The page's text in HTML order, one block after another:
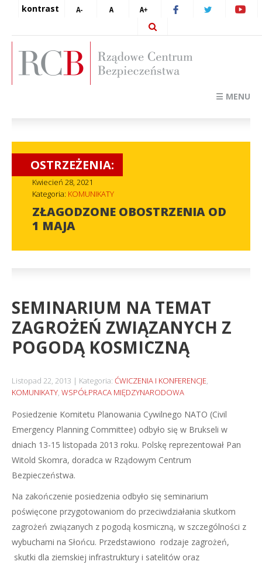
kontrast
☰ MENU
OSTRZEŻENIA:
Kwiecień 28, 2021
Kategoria: KOMUNIKATY
ZŁAGODZONE OBOSTRZENIA OD
1 MAJA
SEMINARIUM NA TEMAT
ZAGROŻEŃ ZWIĄZANYCH Z
POGODĄ KOSMICZNĄ
Listopad 22, 2013 Kategoria: ĆWICZENIA I KONFERENCJE,
KOMUNIKATY, WSPÓŁPRACA MIĘDZYNARODOWA
Posiedzenie Komitetu Planowania Cywilnego NATO (Civil
Emergency Planning Committee) odbyło się w Brukseli w
dniach 13-15 listopada 2013 roku. Polskę reprezentował Pan
Witold Skomra, doradca w Rządowym Centrum
Bezpieczeństwa.
Na zakończenie posiedzenia odbyło się seminarium
poświęcone przygotowaniom do przeciwdziałania skutkom
zagrożeń związanych z pogodą kosmiczną, w szczególności z
wybuchami na Słońcu. Przedstawiono rodzaje zagrożeń,
skutki dla ziemskiej infrastruktury i satelitów oraz